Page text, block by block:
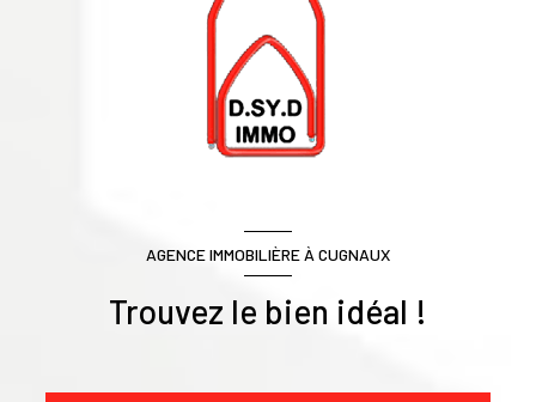
AGENCE IMMOBILIÈRE À CUGNAUX
Trouvez le bien idéal !